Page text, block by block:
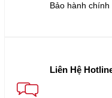
Bảo hành
Liên Hệ